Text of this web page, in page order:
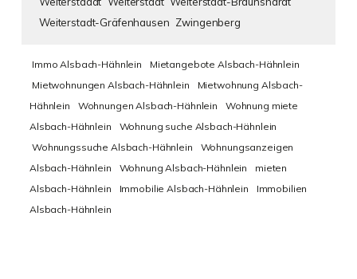
Weiterstadt-Gräfenhausen Zwingenberg
Immo Alsbach-Hähnlein
Mietangebote Alsbach-Hähnlein
Mietwohnungen Alsbach-Hähnlein
Mietwohnung Alsbach-
Hähnlein
Wohnungen Alsbach-Hähnlein
Wohnung miete
Alsbach-Hähnlein
Wohnung suche Alsbach-Hähnlein
Wohnungssuche Alsbach-Hähnlein
Wohnungsanzeigen
Alsbach-Hähnlein
Wohnung Alsbach-Hähnlein
mieten
Alsbach-Hähnlein
Immobilie Alsbach-Hähnlein
Immobilien
Alsbach-Hähnlein